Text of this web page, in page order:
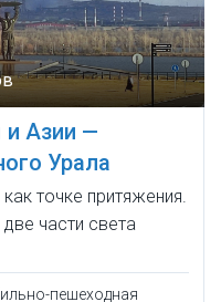
и Азии —
Урала
точке притяжения.
части света
пешеходная